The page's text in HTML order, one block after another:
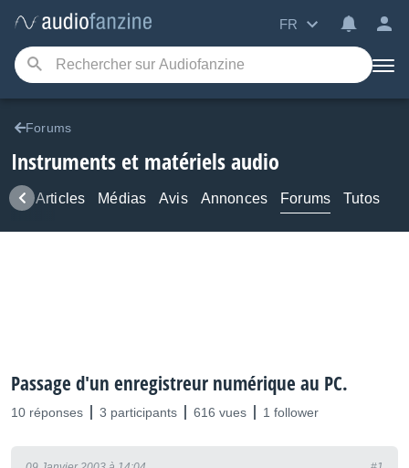
FR
Forums
Instruments et matériels audio
Articles Médias Avis Annonces Forums Tutos
Passage d'un enregistreur numérique au PC.
10 réponses 3 participants 616 vues 1 follower